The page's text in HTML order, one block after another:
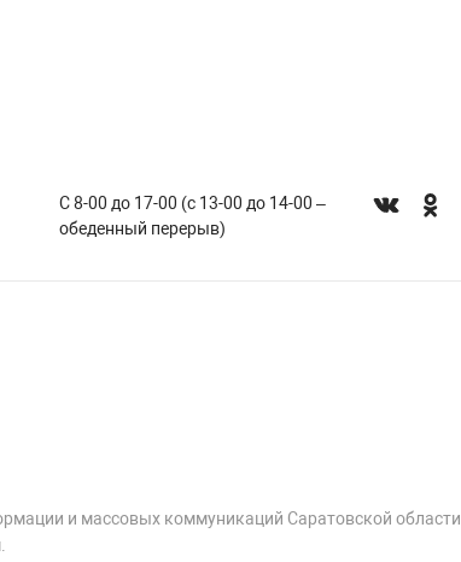
С 8-00 до 17-00 (с 13-00 до 14-00 –
обеденный перерыв)
и массовых коммуникаций Саратовской области